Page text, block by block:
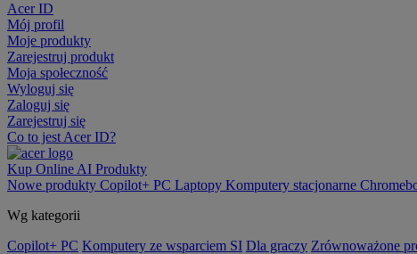
Acer ID
Mój profil
Moje produkty
Zarejestruj produkt
Moja społeczność
Wyloguj się
Zaloguj się
Zarejestruj się
Co to jest Acer ID?
Kup Online AI Produkty
Nowe produkty Copilot+ PC Laptopy Komputery stacjonarne
Wg kategorii
Copilot+ PC Komputery ze wsparciem SI Dla graczy Zrównoważone